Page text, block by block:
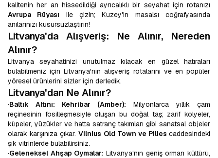
kalitenin her an hissedildiği ayrıcalıklı bir seyahat için rotanızı
Avrupa Rüyası ile çizin; Kuzey'in masalsı coğrafyasında
anılarınızı kusursuzlaştırın!
Litvanya'da Alışveriş: Ne Alınır, Nereden
Alınır?
Litvanya seyahatinizi unutulmaz kılacak en güzel hatıraları
bulabilmeniz için Litvanya'nın alışveriş rotalarını ve en popüler
yöresel ürünlerini sizler için derledik.
Litvanya'dan Ne Alınır?
·Baltık Altını: Kehribar (Amber): Milyonlarca yıllık çam
reçinesinin fosilleşmesiyle oluşan bu doğal taş; zarif kolyeler,
küpeler, yüzükler ve hatta satranç takımları gibi sanatsal objeler
olarak karşınıza çıkar.Vilnius Old Town ve Pilies caddesindeki
şık vitrinlerde bulabilirsiniz.
·Geleneksel Ahşap Oymalar: Litvanya'nın geniş orman kültürü,